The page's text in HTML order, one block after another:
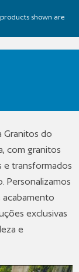
shown are
Granitos do
com granitos
e transformados
Personalizamos
acabamento
exclusivas
e